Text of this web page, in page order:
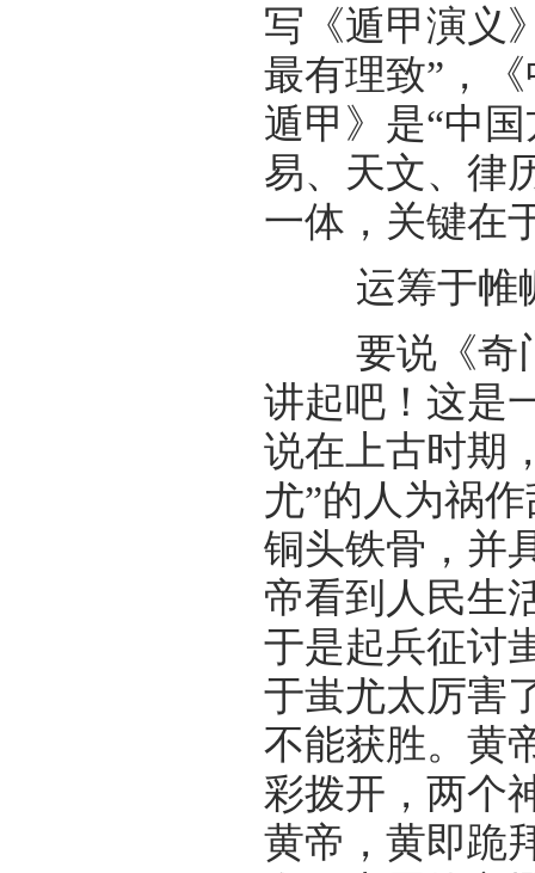
写《遁甲演义
最有理致”，
遁甲》是“中
易、天文、律
一体，关键在
运筹于帷幄
要说《奇门
讲起吧！这是
说在上古时期
尤”的人为祸
铜头铁骨，并
帝看到人民生
于是起兵征讨
于蚩尤太厉害
不能获胜。黄
彩拨开，两个
黄帝，黄即跪